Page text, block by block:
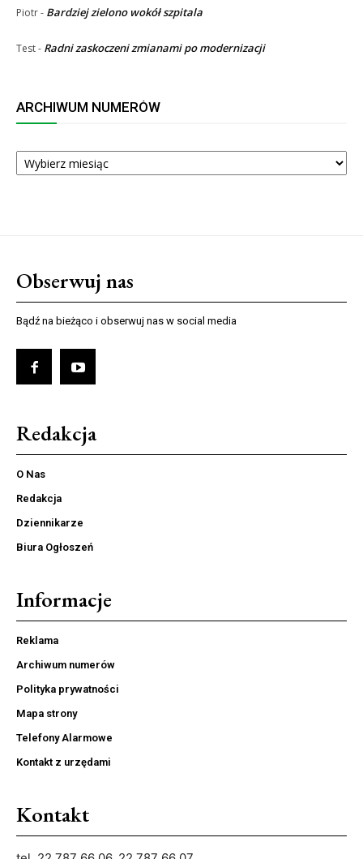
Piotr- Bardziej zielono wokół szpitala
Test- Radni zaskoczeni zmianami po modernizacji
ARCHIWUM NUMERÓW
ARCHIWUM
NUMERÓW
Obserwuj nas
Bądź na bieżąco i obserwuj nas w social media
Redakcja
O Nas
Redakcja
Dziennikarze
Biura Ogłoszeń
Informacje
Reklama
Archiwum numerów
Polityka prywatności
Mapa strony
Telefony Alarmowe
Kontakt z urzędami
Kontakt